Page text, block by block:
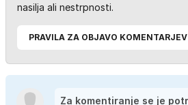
nasilja ali nestrpnosti.
PRAVILA ZA OBJAVO KOMENTARJEV